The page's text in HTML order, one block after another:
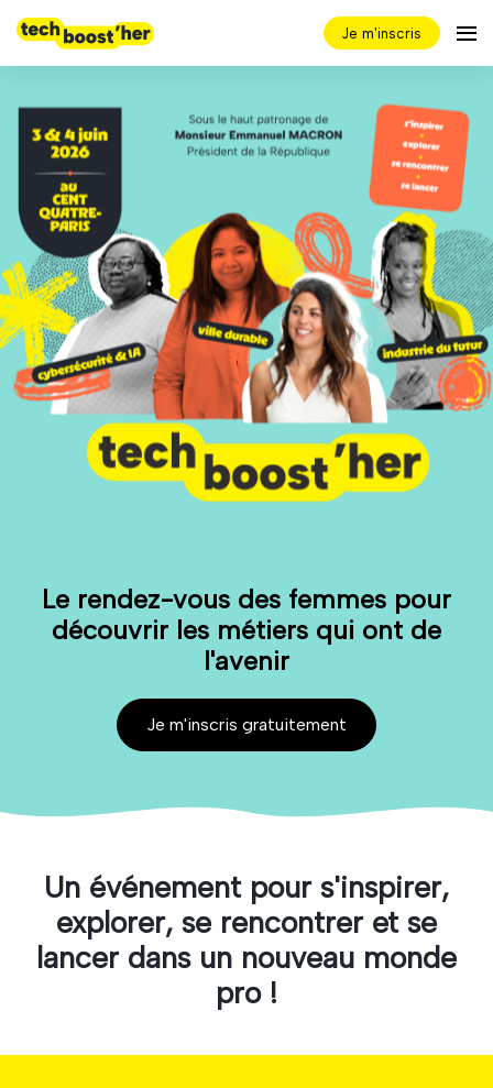
Je m'inscris
Le rendez-vous des femmes pour
découvrir les métiers qui ont de
l'avenir
Je m'inscris gratuitement
Un événement pour s'inspirer,
explorer, se rencontrer et se
lancer dans un nouveau monde
pro !